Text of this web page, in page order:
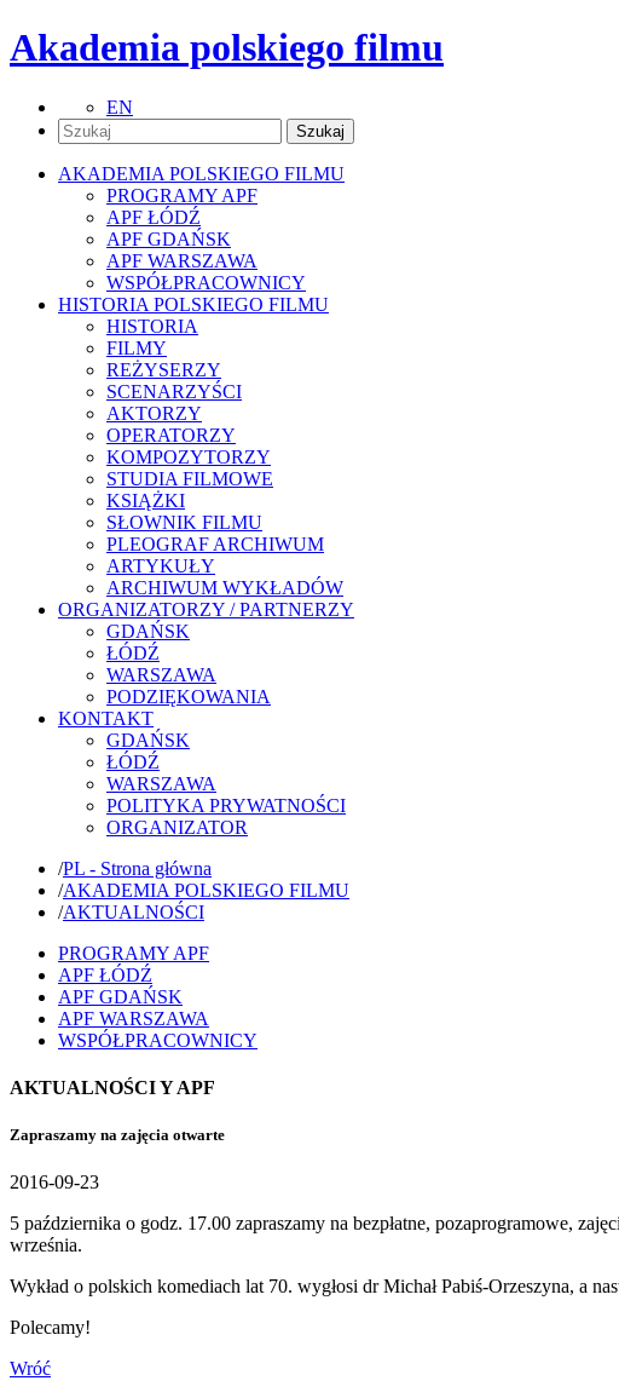
Akademia polskiego filmu
EN
AKADEMIA POLSKIEGO FILMU
PROGRAMY APF
APF ŁÓDŹ
APF GDAŃSK
APF WARSZAWA
WSPÓŁPRACOWNICY
HISTORIA POLSKIEGO FILMU
HISTORIA
FILMY
REŻYSERZY
SCENARZYŚCI
AKTORZY
OPERATORZY
KOMPOZYTORZY
STUDIA FILMOWE
KSIĄŻKI
SŁOWNIK FILMU
PLEOGRAF ARCHIWUM
ARTYKUŁY
ARCHIWUM WYKŁADÓW
ORGANIZATORZY / PARTNERZY
GDAŃSK
ŁÓDŹ
WARSZAWA
PODZIĘKOWANIA
KONTAKT
GDAŃSK
ŁÓDŹ
WARSZAWA
POLITYKA PRYWATNOŚCI
ORGANIZATOR
/PL - Strona główna
/AKADEMIA POLSKIEGO FILMU
/AKTUALNOŚCI
PROGRAMY APF
APF ŁÓDŹ
APF GDAŃSK
APF WARSZAWA
WSPÓŁPRACOWNICY
AKTUALNOŚCI Y APF
Zapraszamy na zajęcia otwarte
2016-09-23
5 października o godz. 17.00 zapraszamy na bezpłatne, pozaprogramowe,
września.
Wykład o polskich komediach lat 70. wygłosi dr Michał Pabiś-Orzeszyna, a
Polecamy!
Wróć